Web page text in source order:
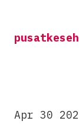
content
Apr 30